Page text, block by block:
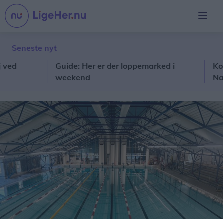
Seneste nyt
Guide: Her er der loppemarked i
weekend
Kom
Natur-